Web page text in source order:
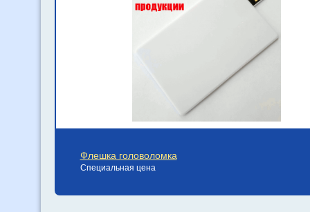
Флешка головоломка
Специальная цена